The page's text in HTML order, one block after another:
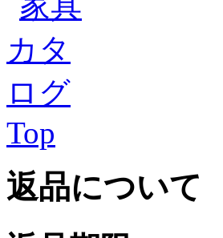
Top
返品について